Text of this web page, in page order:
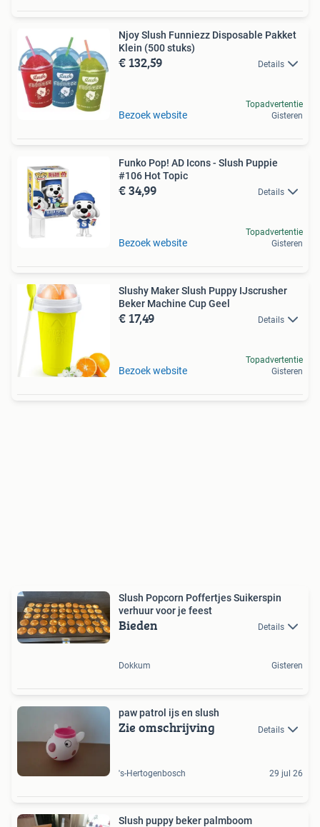
Njoy Slush Funniezz Disposable Pakket
Klein (500 stuks)
€ 132,59 Details
Bezoek website
Topadvertentie
Gisteren
Funko Pop! AD Icons - Slush Puppie
#106 Hot Topic
€ 34,99 Details
Bezoek website
Topadvertentie
Gisteren
Slushy Maker Slush Puppy IJscrusher
Beker Machine Cup Geel
€ 17,49 Details
Bezoek website
Topadvertentie
Gisteren
Slush Popcorn Poffertjes Suikerspin
verhuur voor je feest
Bieden Details
Dokkum Gisteren
paw patrol ijs en slush
Zie omschrijving Details
's-Hertogenbosch 29 jul 26
Slush puppy beker palmboom